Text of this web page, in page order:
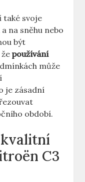
také svoje
na sněhu nebo
být
žepoužívání
může
je zásadní
období.
C3